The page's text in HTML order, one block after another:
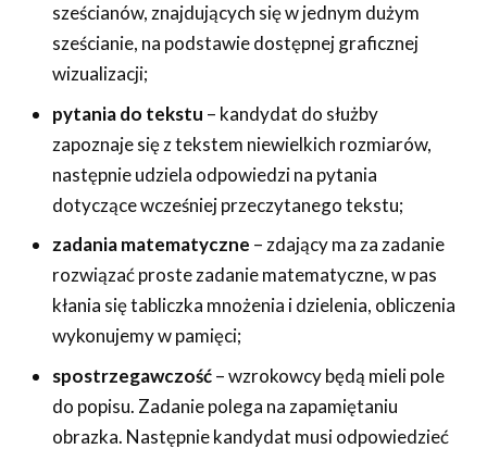
sześcianów, znajdujących się w jednym dużym
sześcianie, na podstawie dostępnej graficznej
wizualizacji;
pytania do tekstu – kandydat do służby
zapoznaje się z tekstem niewielkich rozmiarów,
następnie udziela odpowiedzi na pytania
dotyczące wcześniej przeczytanego tekstu;
zadania matematyczne – zdający ma za zadanie
rozwiązać proste zadanie matematyczne, w pas
kłania się tabliczka mnożenia i dzielenia, obliczenia
wykonujemy w pamięci;
spostrzegawczość– wzrokowcy będą mieli pole
do popisu. Zadanie polega na zapamiętaniu
obrazka. Następnie kandydat musi odpowiedzieć